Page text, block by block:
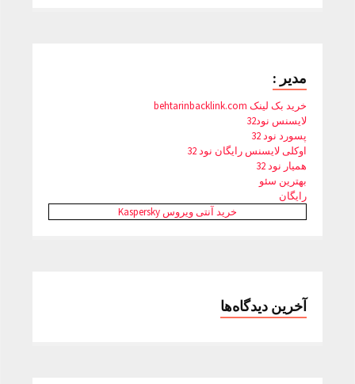
مدیر :
خرید بک لینک behtarinbacklink.com
لایسنس نود32
پسورد نود 32
اوکلی لایسنس رایگان نود 32
همیار نود 32
بهترین سئو
رایگان
خرید آنتی ویروس Kaspersky
آخرین دیدگاه‌ها